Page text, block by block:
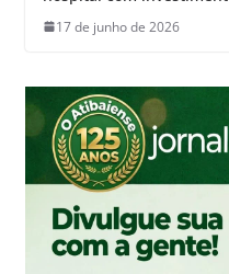
17 de junho de 2026